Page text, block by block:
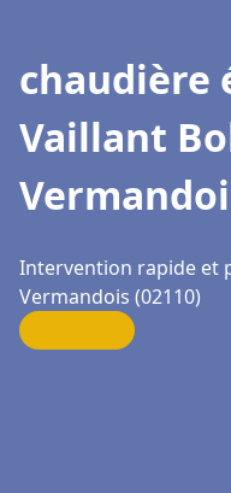
chaudière
Vaillant
Intervention rapide et
Vermandois (02110)